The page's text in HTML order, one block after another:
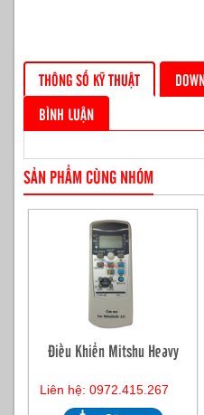
THÔNG SỐ KỸ THUẬT
BÌNH LUẬN
SẢN PHẨM CÙNG NHÓM
Điều Khiển Mitshu Heavy
Liên hệ: 0972.415.267